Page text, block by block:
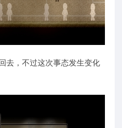
去，不过这次事态发生变化